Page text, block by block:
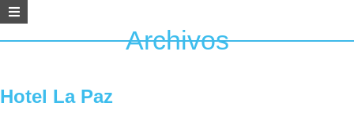
Archivos
Hotel La Paz